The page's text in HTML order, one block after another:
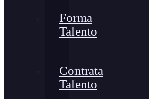
Forma
Talento
Contrata
Talento